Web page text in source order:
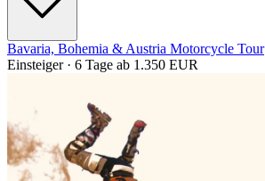
Bavaria, Bohemia & Austria Motorcycle Tour
Einsteiger · 6 Tage ab 1.350 EUR